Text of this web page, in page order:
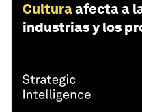
Culturaafecta a
industrias y los